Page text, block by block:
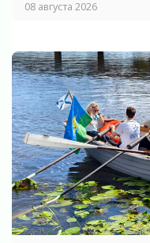
08 августа 2026